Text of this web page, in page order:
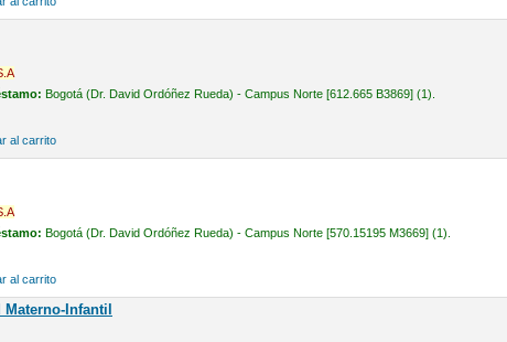
Bogotá (Dr. David Ordóñez Rueda) - Campus Norte [612.665 B3869] (1).
al carrito
Bogotá (Dr. David Ordóñez Rueda) - Campus Norte [570.15195 M3669] (1).
al carrito
Infantil